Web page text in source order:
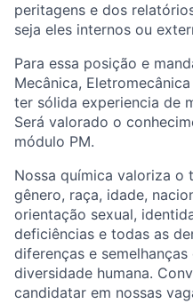
peritagens e dos
seja eles internos ou
Para essa posição e
Mecânica,
ter sólida experiencia de
Será valorado o
módulo PM.
Nossa química valoriza o
gênero, raça, idade,
orientação sexual,
deficiências e todas as
diferenças e
diversidade humana.
candidatar em nossas